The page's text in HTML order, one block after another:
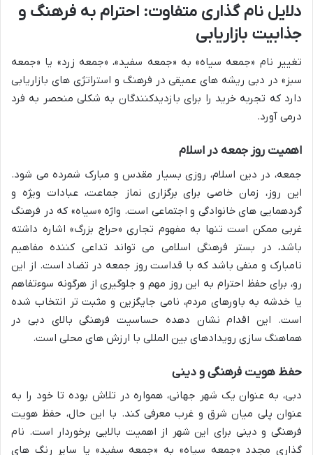
دلایل نام گذاری متفاوت: احترام به فرهنگ و
جذابیت بازاریابی
تغییر نام «جمعه سیاه» به «جمعه سفید»، «جمعه زرد» یا «جمعه
سبز» در دبی ریشه های عمیقی در فرهنگ و استراتژی های بازاریابی
دارد که تجربه خرید را برای بازدیدکنندگان به شکلی منحصر به فرد
درمی آورد.
اهمیت روز جمعه در اسلام
جمعه، در دین اسلام، روزی بسیار مقدس و مبارک شمرده می شود.
این روز، زمان خاصی برای برگزاری نماز جماعت، عبادات ویژه و
گردهمایی های خانوادگی و اجتماعی است. واژه «سیاه» که در فرهنگ
غربی ممکن است تنها به مفهوم تجاری «حراج بزرگ» اشاره داشته
باشد، در بستر فرهنگی اسلامی می تواند تداعی کننده مفاهیم
نامبارک و منفی باشد که با قداست روز جمعه در تضاد است. از این
رو، برای حفظ احترام به این روز مهم و جلوگیری از هرگونه سوءتفاهم
یا خدشه به باورهای مردم، نامی جایگزین و مثبت تر انتخاب شده
است. این اقدام نشان دهده حساسیت فرهنگی بالای دبی در
هماهنگ سازی رویدادهای بین المللی با ارزش های محلی است.
حفظ هویت فرهنگی و دینی
دبی، به عنوان یک شهر جهانی، همواره در تلاش بوده تا خود را به
عنوان پلی میان شرق و غرب معرفی کند. با این حال، حفظ هویت
فرهنگی و دینی برای این شهر از اهمیت بالایی برخوردار است. نام
گذاری مجدد «جمعه سیاه» به «جمعه سفید» یا سایر رنگ های